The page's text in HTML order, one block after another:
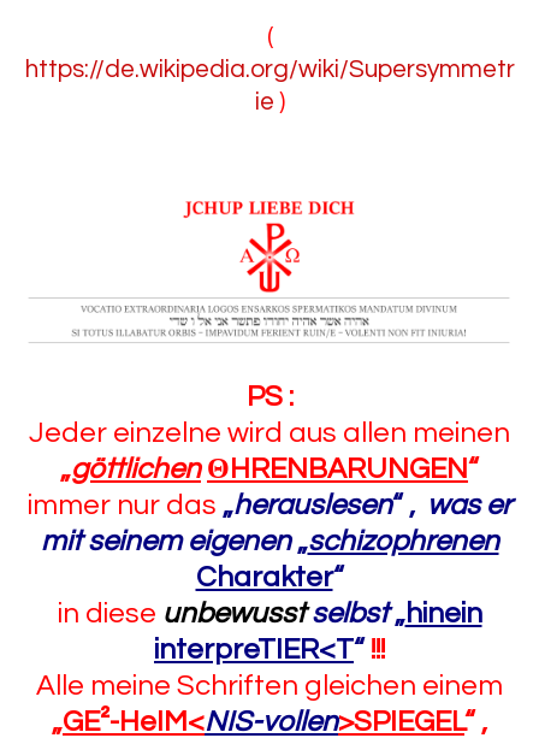
(
https://de.wikipedia.org/wiki/Supersymmetr
ie )
PS :
Jeder einzelne wird aus allen meinen
„göttlichen Θ HRENBARUNGEN“
immer nur das „herauslesen“ , was er
mit seinem eigenen„schizophrenen
Charakter“
in diese unbewusst selbst„hinein
interpreTIER<T“ !!!
Alle meine Schriften gleichen einem
„GE²-HeIM<NIS-vollen>SPIEGEL“ ,